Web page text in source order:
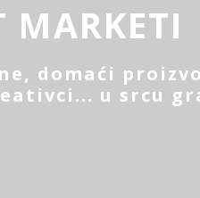
MARKETI
domaći
u srcu